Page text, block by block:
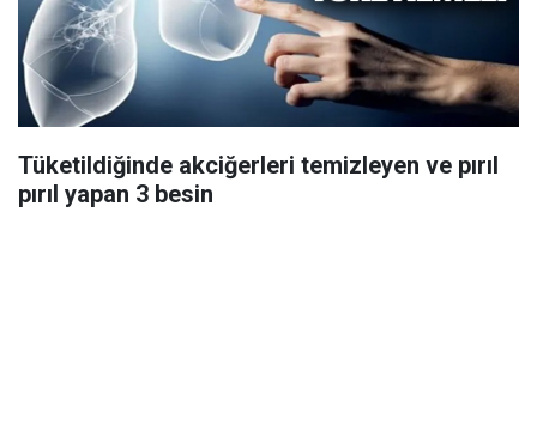
Tüketildiğinde akciğerleri temizleyen ve pırıl
pırıl yapan 3 besin